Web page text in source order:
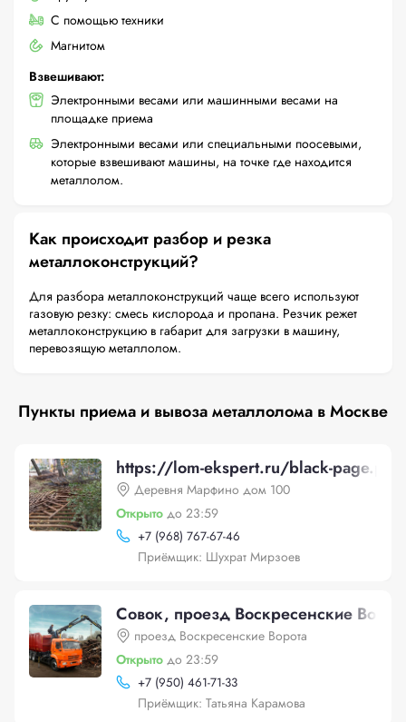
С помощью техники
Магнитом
Взвешивают:
Электронными весами или машинными весами на
площадке приема
Электронными весами или специальными поосевыми,
которые взвешивают машины, на точке где находится
металлолом.
Как происходит разбор и резка
металлоконструкций?
Для разбора металлоконструкций чаще всего используют
газовую резку: смесь кислорода и пропана. Резчик режет
металлоконструкцию в габарит для загрузки в машину,
перевозящую металлолом.
Пункты приема и вывоза металлолома в Москве
https://lom-ekspert.ru/black-
Деревня Марфино дом 100
Открыто до 23:59
+7 (968) 767-67-46
Приёмщик: Шухрат Мирзоев
Совок, проезд Воскресенские
проезд Воскресенские Ворота
Открыто до 23:59
+7 (950) 461-71-33
Приёмщик: Татьяна Карамова